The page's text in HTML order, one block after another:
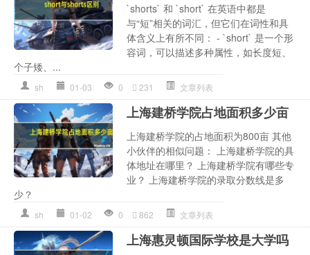
`shorts` 和 `short` 在英语中都是
与“短”相关的词汇，但它们在词性和具
体含义上有所不同： - `short` 是一个形
容词，可以描述多种属性，如长度短、
个子矮、...
sh 01-03 0 231 文章列表
上海建桥学院占地面积多少亩
上海建桥学院的占地面积为800亩 其他
小伙伴的相似问题： 上海建桥学院的具
体地址在哪里？ 上海建桥学院有哪些专
业？ 上海建桥学院的录取分数线是多
少？
sh 01-02 0 862 文章列表
上海惠灵顿国际学校是大学吗